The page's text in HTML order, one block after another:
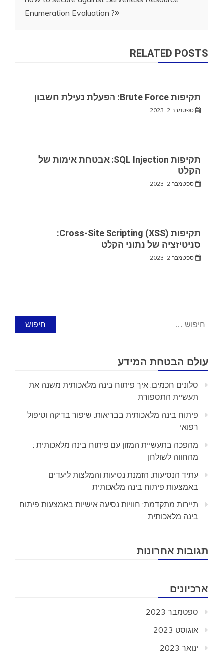
Enumeration Evaluation ?
RELATED POSTS
תקיפות Brute Force: הפעלת נעילת חשבון
ספטמבר 2, 2023
תקיפות SQL Injection: אבטחת אימות של
הקלט
ספטמבר 2, 2023
תקיפות Cross-Site Scripting (XSS):
סניטיזציה של נתוני הקלט
ספטמבר 2, 2023
חיפוש:
עולם הבטחת המידע
סלונים חכמים: איך פיתוח בינה מלאכותית משנה את
תעשיית התספורת
פיתוח בינה מלאכותית בבריאות: שיפור בדיקה וטיפול
רפואי
מהפכה בתעשיית המזון עם פיתוח בינה מלאכותית :
מהחווה לשולחן
עתיד הנסיעות: הזמנת נסיעות והמלצות ליעדים
באמצעות פיתוח בינה מלאכותית
תיירות מתקדמת: חוויות נסיעה אישיות באמצעות פיתוח
בינה מלאכותית
תגובות אחרונות
ארכיונים
ספטמבר 2023
אוגוסט 2023
ינואר 2023